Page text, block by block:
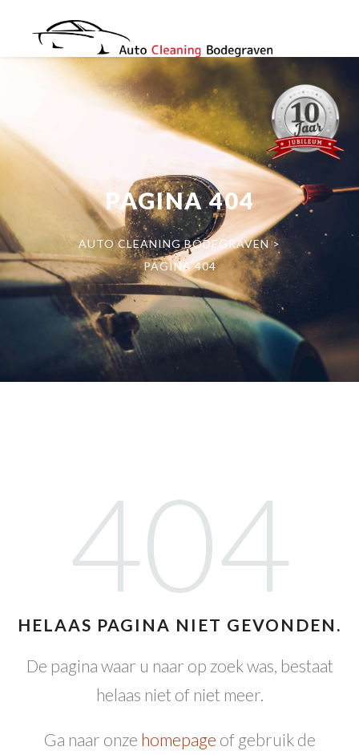
PAGINA 404
AUTO CLEANING BODEGRAVEN>
PAGINA 404
404
HELAAS PAGINA NIET GEVONDEN.
De pagina waar u naar op zoek was, bestaat
helaas niet of niet meer.
Ga naar onze homepage of gebruik de